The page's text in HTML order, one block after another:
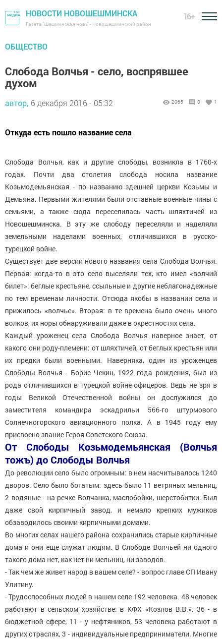
НОВОСТИ НОВОШЕШМИНСКА
Газета "Шешминская новь" - Новошешминский район
16+
ОБЩЕСТВО
Слобода Волчья - село, воспрявшее
духом
автор, 6 декабря 2016 - 05:32 2065 0 1
Откуда есть пошло название села
Слобода Волчья, как и другие слободы, возникла в 1760-х
годах. Почти два столетия слобода носила название
Козьмодемьянская - по названию здешней церкви Козьмы и
Демьяна. Первыми жителями были отставные военные чины с
семьями, а также сюда переселилась часть шляхтичей из
Новошешминска. В эту же слободу переселяли и наделяли
земельными наделами военных, отличившихся в русско-
турецкой войне.
Существует две версии нового названия села Слобода Волчья.
Первая: когда-то в это село выселяли тех, кто имел «волчий
билет»: беглые крестьяне, ссыльные и другие неблагонадежные
по тем временам личности. Отсюда якобы в названии села и
прижилось «волчье». Вторая: в те времена было очень много
волков, их норы обнаруживали даже в окрестностях села.
Каждый уроженец села Слобода Волчья наверное знает, от
какого они роду-племени: от шляхтичей, от беглых крестьян или
их предки были военными. Наверняка, один из уроженцев
Слободы Волчья - Борис Чекин, 1922 года рождения, был из
рода отличившихся в турецкой войне офицеров. Ведь не зря в
годы Великой Отечественной войны он дослужился до
заместителя командира эскадрильи 566-го штурмового
Солнечногорского авиационного полка. А в 1945 году ему
присвоено звание Героя Советского Союза.
От Слободы Козьмодемьянская (Волчья
тожъ) до Слободы Волчья
До революции село было огромным: в нем насчитывалось 1240
дворов. Село было богатым: здесь было 11 ветряных мельниц,
2 водяные - на речке Волчанка, маслобойки, шерстобитки. Был
даже свой кирпичный завод, и немало крепких мужиков
обзаводилось своими кирпичными домами.
Во многих селах нашего района сохранились старые кирпичные
дома и они еще служат людям. В Слободе Волчьей ни одного
такого дома нет, как нет ни мельниц, ни заводов.
- Так чем же живет народ в вашем селе? - вопрос главе СП Ивану
Улитину.
- Трудоспособных людей в нашем селе 192 человека. 48 человек
работают в сельском хозяйстве: в КФХ «Козлов В.В.», 36 - в
бюджетной сфере, 11 - у нефтяников, 53 человека работают в
других отраслях, 3 - индивидуальные предприниматели. Многие